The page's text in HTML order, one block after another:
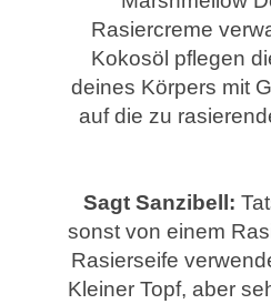
Rasiercreme
Kokosöl pflegen
deines Körpers mit
auf die zu
Sagt Sanzibell:
sonst von einem
Rasierseife
Kleiner Topf, aber